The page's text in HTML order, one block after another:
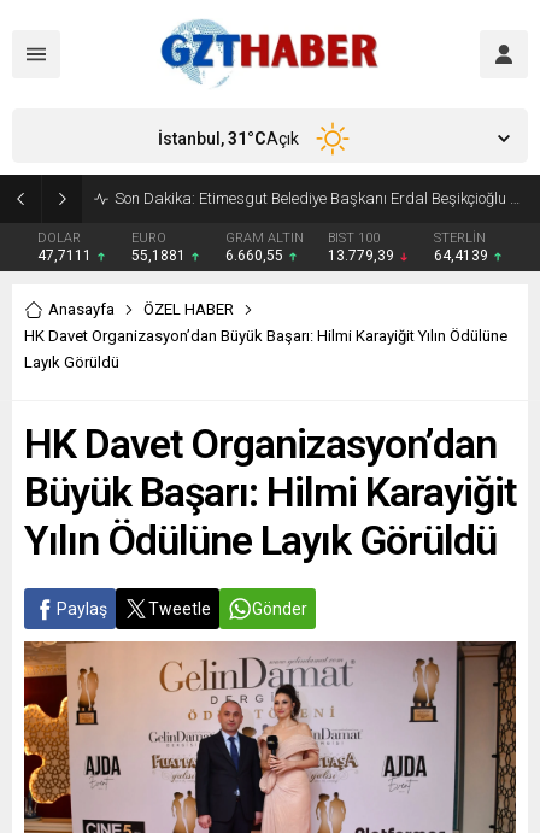
Son Dakika: Etimesgut Belediye Başkanı Erdal Beşikçioğlu görevden uzaklaştırıldı
DOLAR
47,7111
EURO
55,1881
GRAM ALTIN
6.660,55
BIST 100
13.779,39
STERLİN
64,4139
İstanbul,31°CAçık
Anasayfa
ÖZEL HABER
HK Davet Organizasyon’dan Büyük Başarı: Hilmi Karayiğit Yılın Ödülüne
Layık Görüldü
HK Davet Organizasyon’dan
Büyük Başarı: Hilmi Karayiğit
Yılın Ödülüne Layık Görüldü
Paylaş Tweetle Gönder